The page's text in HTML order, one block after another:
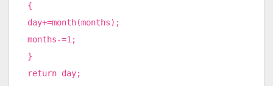
{
day+=month(months);
months-=1;
}
return day;